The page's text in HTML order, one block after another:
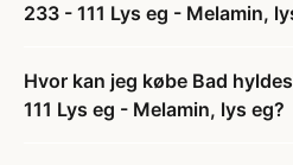
233 - 111 Lys eg - Melamin,
Hvor kan jeg købe Bad
111 Lys eg - Melamin, lys eg?